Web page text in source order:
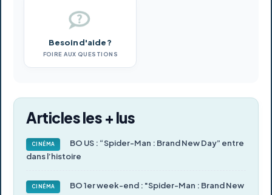
Besoin d'aide ?
FOIRE AUX QUESTIONS
Articles les + lus
CINÉMA
BO US : “Spider-Man : Brand New Day” entre
dans l’histoire
CINÉMA
BO 1er week-end : "Spider-Man : Brand New